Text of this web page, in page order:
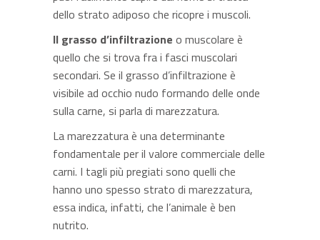
dello strato adiposo che ricopre i muscoli.
Il grasso d’infiltrazione o muscolare è
quello che si trova fra i fasci muscolari
secondari. Se il grasso d’infiltrazione è
visibile ad occhio nudo formando delle onde
sulla carne, si parla di marezzatura.
La marezzatura è una determinante
fondamentale per il valore commerciale delle
carni. I tagli più pregiati sono quelli che
hanno uno spesso strato di marezzatura,
essa indica, infatti, che l’animale è ben
nutrito.